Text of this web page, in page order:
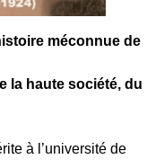
méconnue de
la haute société, du
à l’université de